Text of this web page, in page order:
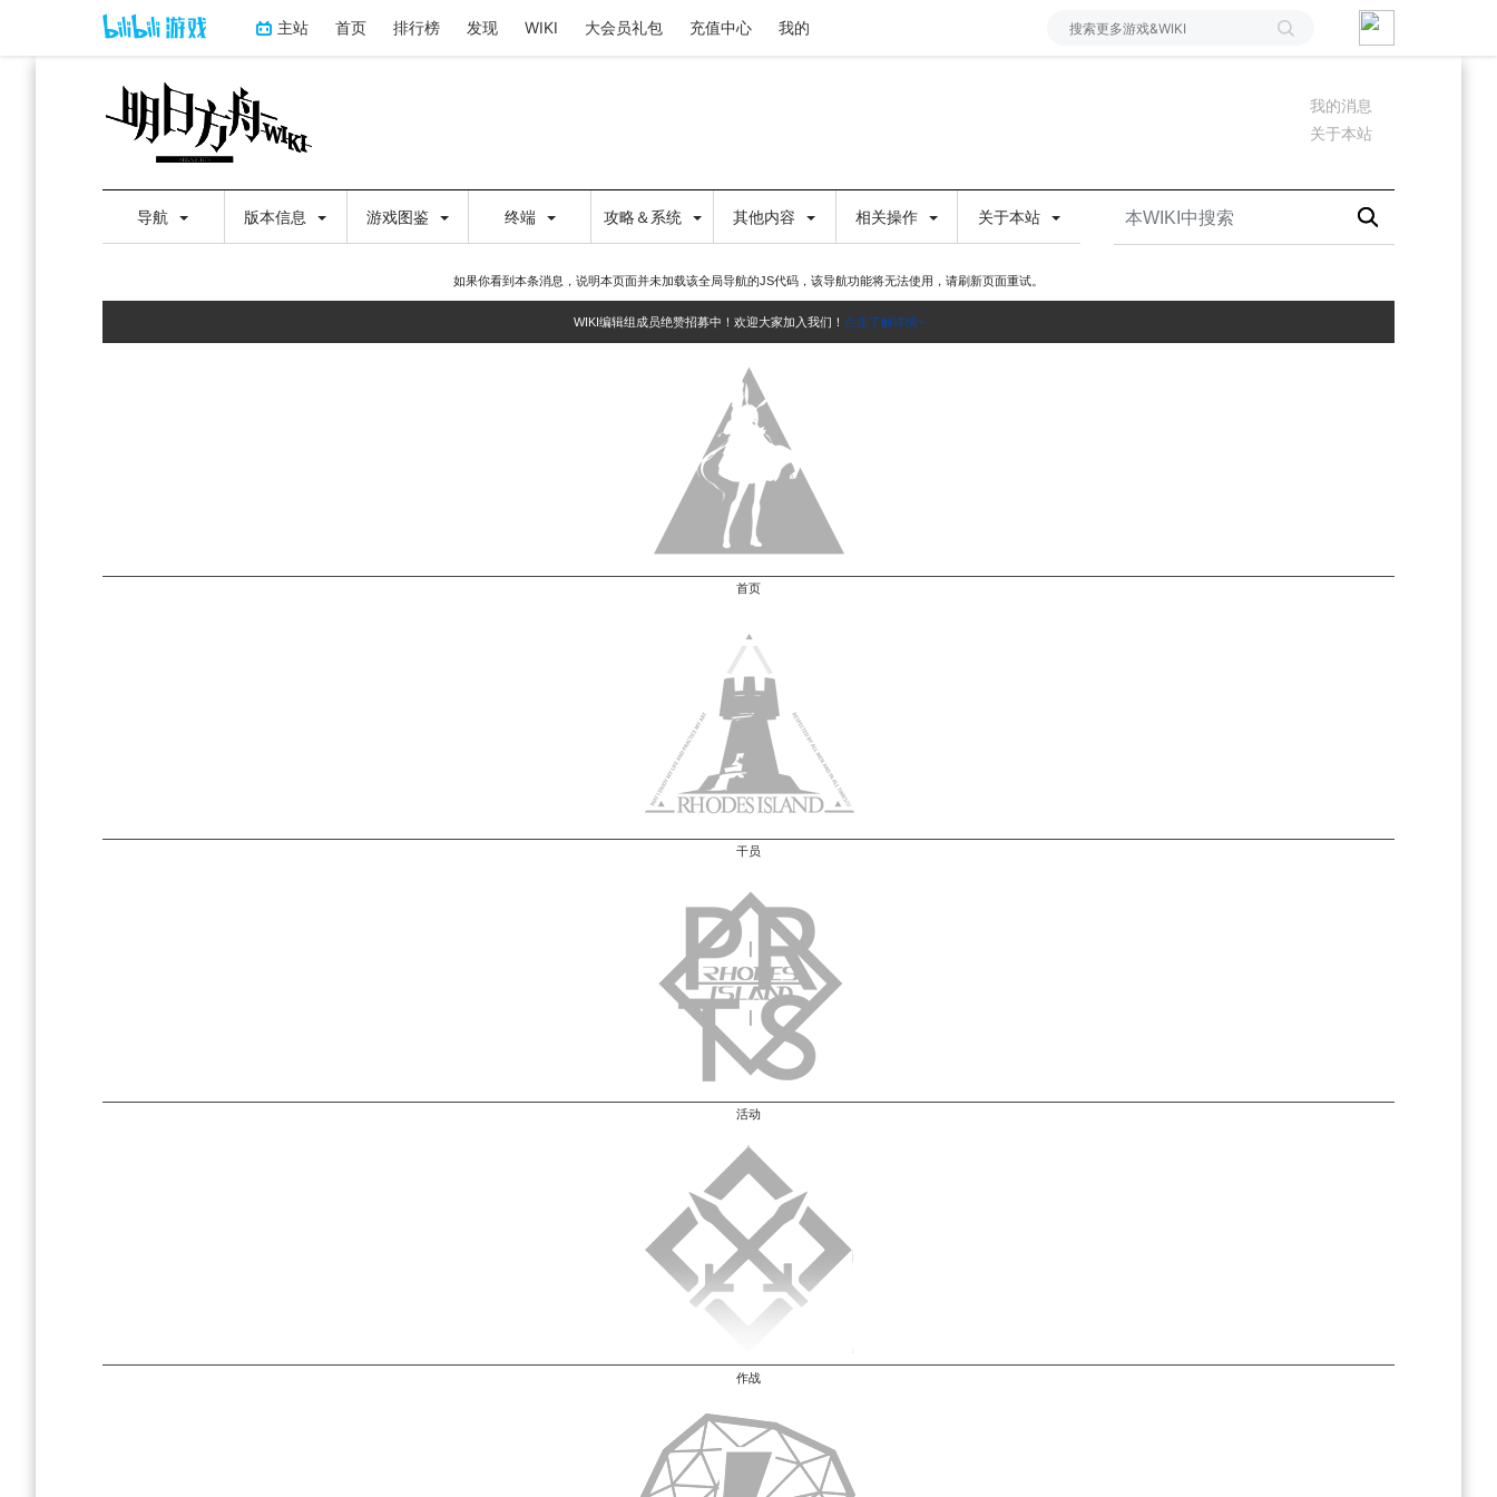
主站 首页 排行榜 发现 WIKI 大会员礼包 充值中心 我的
我的消息
关于本站
导航 版本信息 游戏图鉴 终端 攻略＆系统 其他内容 相关操作 关于本站
如果你看到本条消息，说明本页面并未加载该全局导航的JS代码，该导航功能将无法使用，请刷新页面重试。
WIKI编辑组成员绝赞招募中！欢迎大家加入我们！ 点击了解详情~
首页
干员
活动
作战